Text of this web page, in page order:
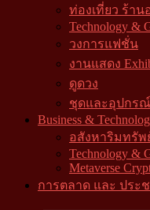
ท่องเที่ยว ร้าน
Technology &
วงการแฟชั่น
งานแสดง
ดูดวง
ชุดและอุปกร
Business &
อสังหาริมทรัพ
Technology &
Metaverse
การตลาด และ ประ